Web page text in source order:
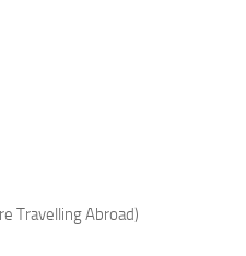
Travelling Abroad)